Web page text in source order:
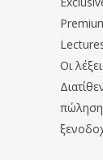
Οι
πώληση